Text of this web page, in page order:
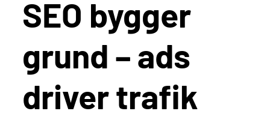
SEO bygger
grund – ads
driver trafik